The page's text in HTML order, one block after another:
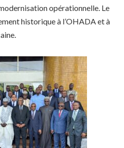
opérationnelle. Le
historique à l’OHADA et à